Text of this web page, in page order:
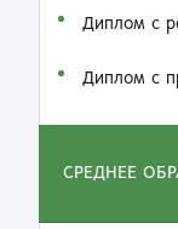
Диплом с
Диплом с
СРЕДНЕЕ